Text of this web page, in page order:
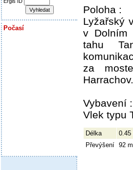
Počasí
Poloha :
Lyžařský
v Dolním
tahu
za
Harrachov.
Vybavení :
Vlek typu
Délka
0.45
Převýšení 92 m